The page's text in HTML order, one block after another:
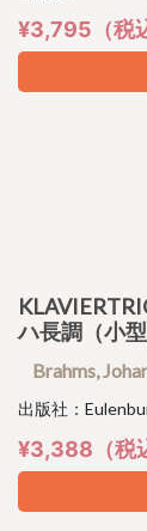
¥3,795（税
ハ長調（小
Brahms,
出版社：
¥3,388（税